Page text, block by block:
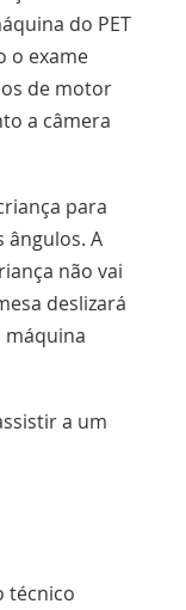
do PET
o exame
de motor
a câmera
para
A
não vai
deslizará
a um
técnico